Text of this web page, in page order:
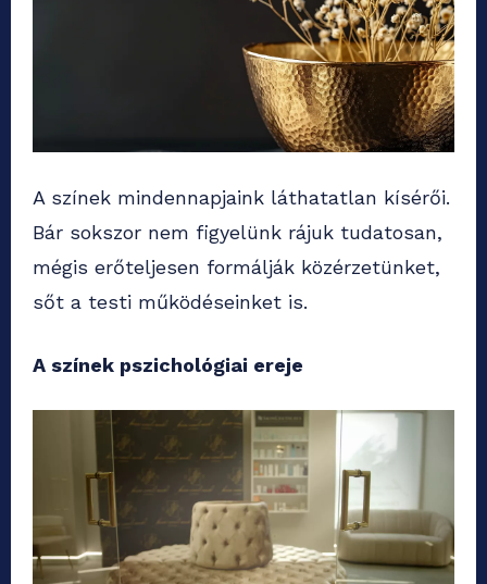
A színek mindennapjaink láthatatlan kísérői.
Bár sokszor nem figyelünk rájuk tudatosan,
mégis erőteljesen formálják közérzetünket,
sőt a testi működéseinket is.
A színek pszichológiai ereje